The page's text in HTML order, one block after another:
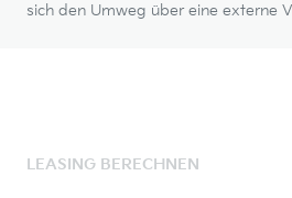
sich den Umweg über eine externe
LEASING BERECHNEN